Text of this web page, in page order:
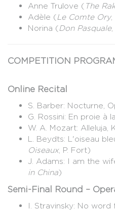
Anne Trulove ( The
Adèle (Le Comte Ory,
Norina (Don Pasquale
COMPETITION
Online Recital
S. Barber: Nocturne,
G. Rossini: En proie à
W. A. Mozart: Alleluja,
L. Beydts: L'oiseau
Oiseaux, P. Fort)
J. Adams: I am the
in China)
Semi-Final Round –
I. Stravinsky: No word